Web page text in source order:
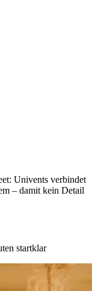
Univents verbindet
– damit kein Detail
startklar